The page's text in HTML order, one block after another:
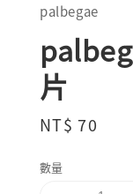
palbegae
片
Regular
NT$ 70
數量